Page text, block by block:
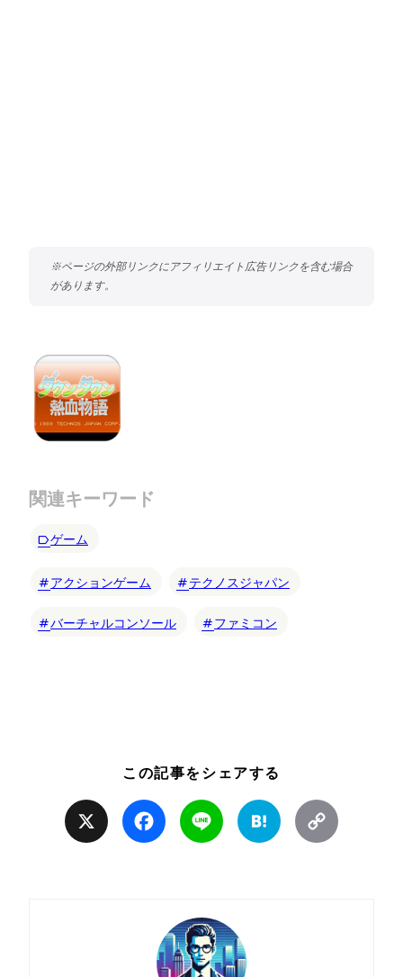
関連キーワード
ゲーム
アクションゲーム テクノスジャパン
バーチャルコンソール ファミコン
この記事をシェアする
Facebook Line Hatena